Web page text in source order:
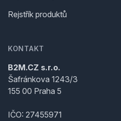
Rejstřík produktů
KONTAKT
B2M.CZ s.r.o.
Šafránkova 1243/3
155 00 Praha 5
IČO: 27455971